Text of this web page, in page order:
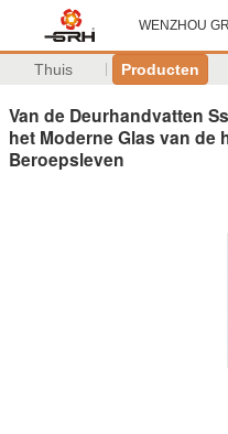
WENZHOU
Thuis Producten
Van de Deurhandvatten
het Moderne Glas van de
Beroepsleven